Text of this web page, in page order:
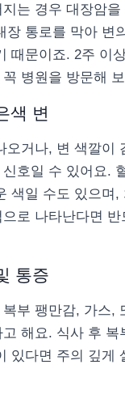
는 경우 대장암
장 통로를 막아 변
때문이죠. 2주 이
병원을 방문해
색 변
오거나, 변 색깔이
호일 수 있어요.
색일 수도 있으며,
으로 나타난다면
통증
부 팽만감, 가스,
해요. 식사 후 복
있다면 주의 깊게